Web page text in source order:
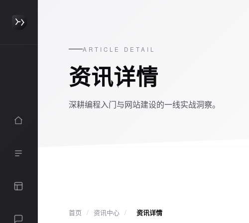
ARTICLE DETAIL
资讯详情
深耕编程入门与网站建设的一线实战洞察。
首页 / 资讯中心 / 资讯详情